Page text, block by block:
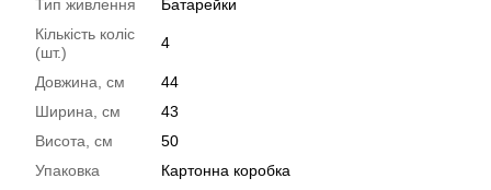
Тип живлення
Батарейки
Кількість коліс
(шт.)
4
Довжина, см
44
Ширина, см
43
Висота, см
50
Упаковка
Картонна коробка